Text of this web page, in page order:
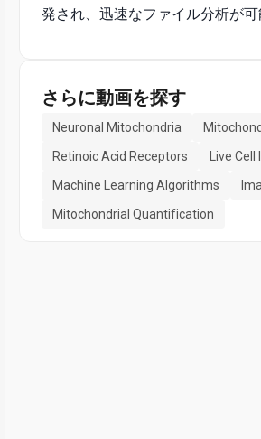
発され、迅速なファイル分析が可
さらに動画を探す
Neuronal Mitochondria
Retinoic Acid Receptors
Live Cell
Machine Learning Algorithms
Mitochondrial Quantification